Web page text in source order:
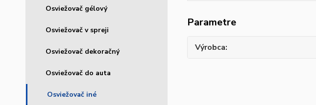
Osviežovač gélový
Osviežovač v spreji
Osviežovač dekoračný
Osviežovač do auta
Osviežovač iné
Parametre
Výrobca